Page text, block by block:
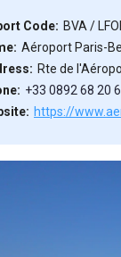
Code: BVA /
Aéroport Paris-
Rte de
+33 0892 68 20
https://